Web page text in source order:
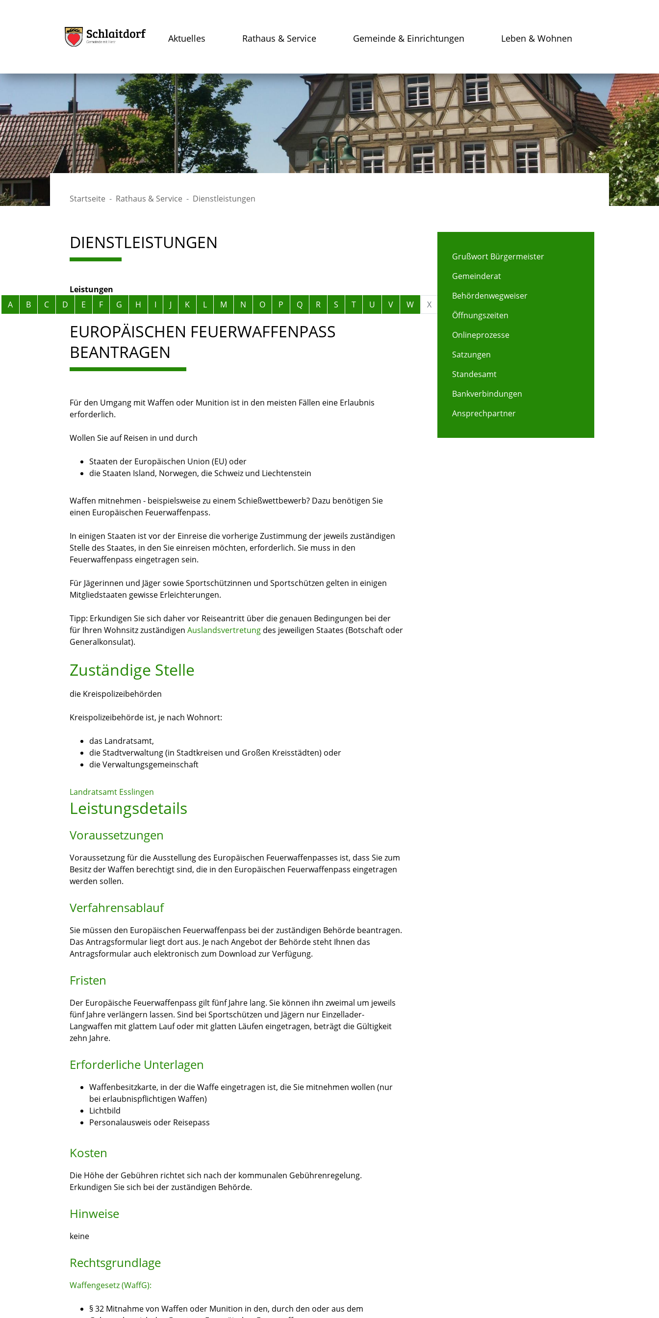
Aktuelles Rathaus & Service Gemeinde & Einrichtungen Leben & Wohnen
Startseite Rathaus & Service Dienstleistungen
DIENSTLEISTUNGEN
Leistungen
Alphabetisches Register überspringen
A B C D E F G H I J K L M N O P Q R S T U V W X
EUROPÄISCHEN FEUERWAFFENPASS
BEANTRAGEN
Für den Umgang mit Waffen oder Munition ist in den meisten Fällen eine Erlaubnis
erforderlich.
Wollen Sie auf Reisen in und durch
Staaten der Europäischen Union (EU) oder
die Staaten Island, Norwegen, die Schweiz und Liechtenstein
Waffen mitnehmen - beispielsweise zu einem Schießwettbewerb? Dazu benötigen Sie
einen Europäischen Feuerwaffenpass.
In einigen Staaten ist vor der Einreise die vorherige Zustimmung der jeweils zuständigen
Stelle des Staates, in den Sie einreisen möchten, erforderlich. Sie muss in den
Feuerwaffenpass eingetragen sein.
Für Jägerinnen und Jäger sowie Sportschützinnen und Sportschützen gelten in einigen
Mitgliedstaaten gewisse Erleichterungen.
Tipp: Erkundigen Sie sich daher vor Reiseantritt über die genauen Bedingungen bei der
für Ihren Wohnsitz zuständigen Auslandsvertretung des jeweiligen Staates (Botschaft oder
Generalkonsulat).
Zuständige Stelle
die Kreispolizeibehörden
Kreispolizeibehörde ist, je nach Wohnort:
das Landratsamt,
die Stadtverwaltung (in Stadtkreisen und Großen Kreisstädten) oder
die Verwaltungsgemeinschaft
Landratsamt Esslingen
Leistungsdetails
Voraussetzungen
Voraussetzung für die Ausstellung des Europäischen Feuerwaffenpasses ist, dass Sie zum
Besitz der Waffen berechtigt sind, die in den Europäischen Feuerwaffenpass eingetragen
werden sollen.
Verfahrensablauf
Sie müssen den Europäischen Feuerwaffenpass bei der zuständigen Behörde beantragen.
Das Antragsformular liegt dort aus. Je nach Angebot der Behörde steht Ihnen das
Antragsformular auch elektronisch zum Download zur Verfügung.
Fristen
Der Europäische Feuerwaffenpass gilt fünf Jahre lang. Sie können ihn zweimal um jeweils
fünf Jahre verlängern lassen. Sind bei Sportschützen und Jägern nur Einzellader-
Langwaffen mit glattem Lauf oder mit glatten Läufen eingetragen, beträgt die Gültigkeit
zehn Jahre.
Erforderliche Unterlagen
Waffenbesitzkarte, in der die Waffe eingetragen ist, die Sie mitnehmen wollen (nur
bei erlaubnispflichtigen Waffen)
Lichtbild
Personalausweis oder Reisepass
Kosten
Die Höhe der Gebühren richtet sich nach der kommunalen Gebührenregelung.
Erkundigen Sie sich bei der zuständigen Behörde.
Hinweise
keine
Rechtsgrundlage
Waffengesetz (WaffG):
§ 32 Mitnahme von Waffen oder Munition in den, durch den oder aus dem
Grußwort Bürgermeister
Gemeinderat
Behördenwegweiser
Öffnungszeiten
Onlineprozesse
Satzungen
Standesamt
Bankverbindungen
Ansprechpartner